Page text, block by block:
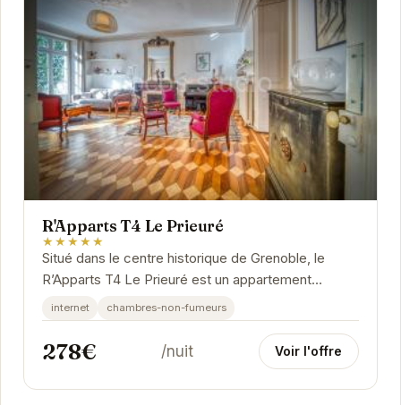
R'Apparts T4 Le Prieuré
★★★★★
Situé dans le centre historique de Grenoble, le
R’Apparts T4 Le Prieuré est un appartement
spacieux et confortable. Il est idéalement placé à...
internet chambres-non-fumeurs
278€ /nuit Voir l'offre